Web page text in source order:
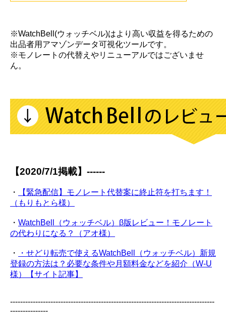
※WatchBell(ウォッチベル)はより高い収益を得るための
出品者用アマゾンデータ可視化ツールです。
※モノレートの代替えやリニューアルではございませ
ん。
【2020/7/1掲載】------
・
【緊急配信】モノレート代替案に終止符を打ちます！
（もりもとら様）
・ WatchBell（ウォッチベル）β版レビュー！モノレート
の代わりになる？（アオ様）
・
・せどり転売で使えるWatchBell（ウォッチベル）新規
登録の方法は？必要な条件や月額料金などを紹介（W-U
様）【サイト記事】
---------------------------------------------------------------------------------
---------------